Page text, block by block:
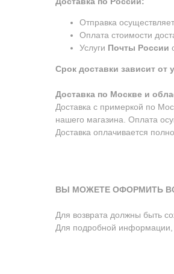
Отправка
Оплата стоимости
Услуги Почты России
Срок доставки зависит от
Доставка по Москве и
Доставка с примеркой по
нашего магазина. Оплата
Доставка оплачивается
ВЫ МОЖЕТЕ ОФОРМИТЬ
Для возврата должны быть
Для подробной информации,